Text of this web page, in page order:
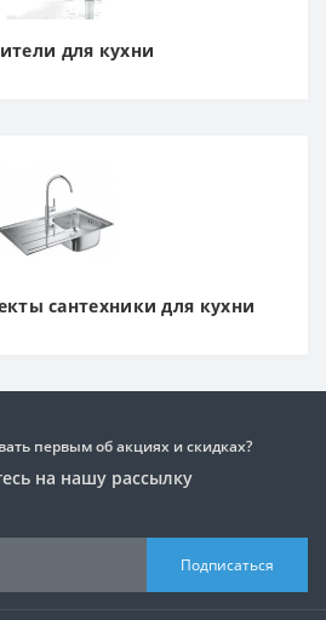
для кухни
сантехники для кухни
первым об акциях и скидках?
на нашу рассылку
Подписаться